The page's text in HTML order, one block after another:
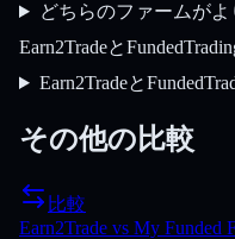
どちらのファームが
Earn2Tradeと
Earn2Tradeと
その他の比較
比較
Earn2Trade vs My Funded